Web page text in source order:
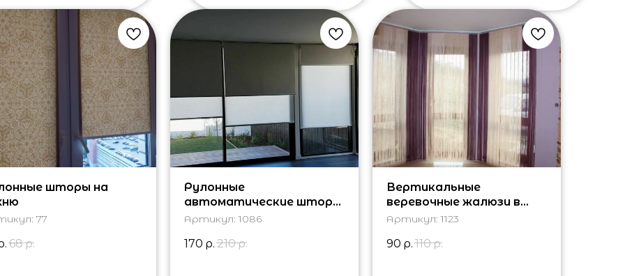
шторы на
77
68 р.
Рулонные
автоматические шторы
на панорамные окна
Артикул: 1086
170 р. 210 р.
Вертикальные
веревочные жалюзи в
лоджию
Артикул: 1123
90 р. 110 р.